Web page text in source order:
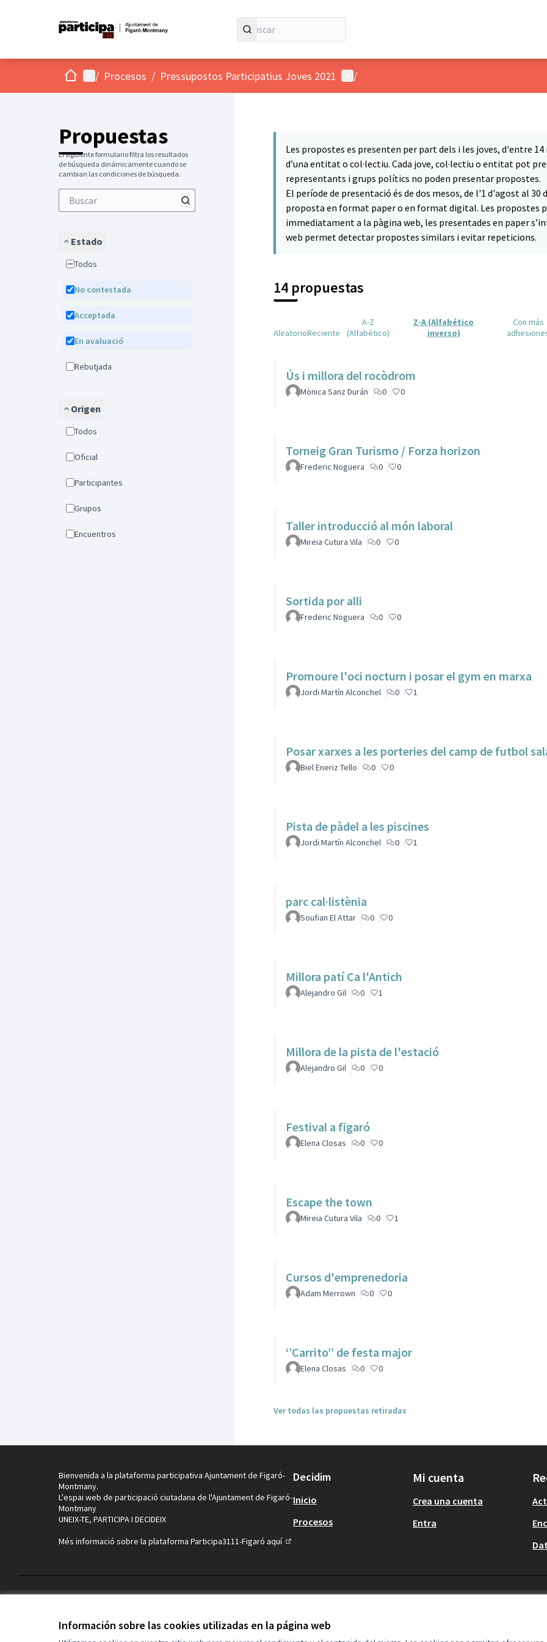
Información sobre las cookies utilizadas en la página web
InicioMenú principal
/ Procesos / Pressupostos Participatius Joves 2021 Menú de usuario
/
Propuestas
El siguiente formulario filtra los resultados
de búsqueda dinámicamente cuando se
cambian las condiciones de búsqueda.
Estado
Todos
No contestada
Acceptada
En avaluació
Rebutjada
Origen
Todos
Oficial
Participantes
Grupos
Encuentros
Les propostes es presenten per part dels i les joves, d'entre
d’una entitat o col·lectiu. Cada jove, col·lectiu o entitat pot
representants i grups polítics no poden presentar propostes.
El període de presentació és de dos mesos, de l'1 d'agost al
proposta en format paper o en format digital. Les propostes
immediatament a la pàgina web, les presentades en paper
web permet detectar propostes similars i evitar repeticions.
14 propuestas
AleatorioReciente
A-Z
(Alfabético)
Z-A (Alfabético
inverso)
Con más
Ús i millora del rocòdrom
Mònica Sanz Durán 0 0
Torneig Gran Turismo / Forza horizon
Frederic Noguera 0 0
Taller introducció al món laboral
Mireia Cutura Vila 0 0
Sortida por alli
Frederic Noguera 0 0
Promoure l'oci nocturn i posar el gym en marxa
Jordi Martín Alconchel 0 1
Posar xarxes a les porteries del camp de futbol
Biel Eneriz Tello 0 0
Pista de pàdel a les piscines
Jordi Martín Alconchel 0 1
parc cal·listènia
Soufian El Attar 0 0
Millora patí Ca l'Antich
Alejandro Gil 0 1
Millora de la pista de l'estació
Alejandro Gil 0 0
Festival a figaró
Elena Closas 0 0
Escape the town
Mireia Cutura Vila 0 1
Cursos d'emprenedoria
Adam Merrown 0 0
‘’Carrito’’ de festa major
Elena Closas 0 0
Ver todas las propuestas retiradas
Bienvenida a la plataforma participativa Ajuntament de Figaró-
Montmany.
L'espai web de participació ciutadana de l'Ajuntament de Figaró-
Montmany
UNEIX-TE, PARTICIPA I DECIDEIX
Més informació sobre la plataforma Participa3111-Figaró aquí
Decidim
Inicio
Procesos
Mi cuenta
Crea una cuenta
Entra